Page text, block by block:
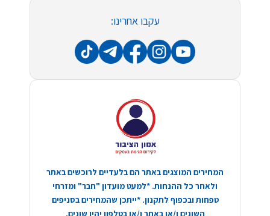
עקבו אחרינו:
המחירים המוצגים באתר הם בלעדיים לרוכשים באתר
ולאחר כל ההנחות. *למעט מועדון "חבר" ומזרחי
טפחות ובכפוף לתקנון. *ייתכן שהמחירים בסניפים
השונים ו/או באתר ו/או בטלפון יהיו שונים.